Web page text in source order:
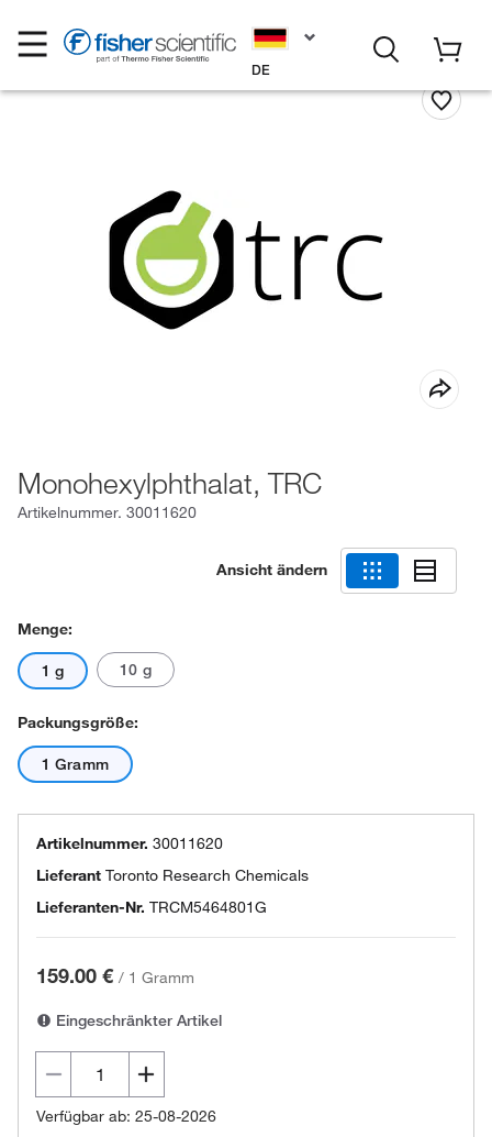
DE
Monohexylphthalat, TRC
Artikelnummer. 30011620
Ansicht ändern
Menge:
1 g 10 g
Packungsgröße:
1 Gramm
Artikelnummer. 30011620
Lieferant Toronto Research Chemicals
Lieferanten-Nr. TRCM5464801G
159.00 € / 1 Gramm
Eingeschränkter Artikel
Verfügbar ab: 25-08-2026